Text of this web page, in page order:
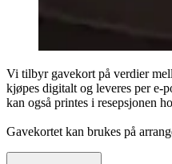
Vi tilbyr gavekort på verdier
kjøpes digitalt og leveres per e-
kan også printes i resepsjonen
Gavekortet kan brukes på